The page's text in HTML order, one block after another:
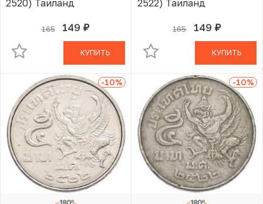
2520) Таиланд
165 149 руб.
В КОРЗИНЕ
КУПИТЬ
2522) Таиланд
165 149 руб.
В КОРЗИНЕ
КУПИТЬ
-10% -10%